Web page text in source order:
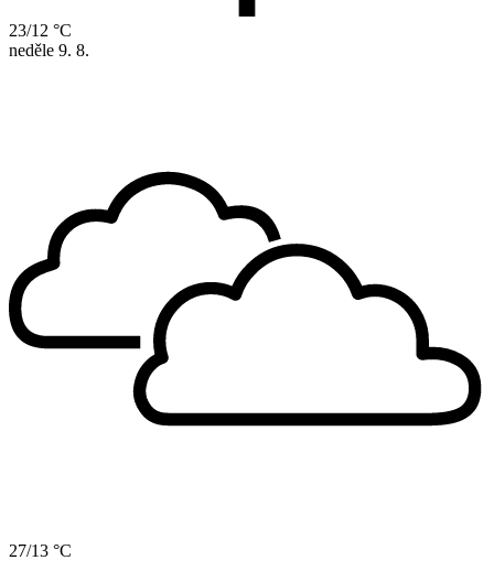
23/12 °C
neděle 9. 8.
27/13 °C